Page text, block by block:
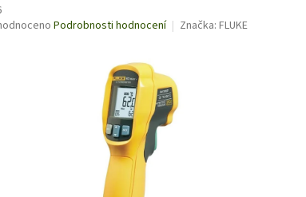
Podrobnosti hodnocení Značka: FLUKE